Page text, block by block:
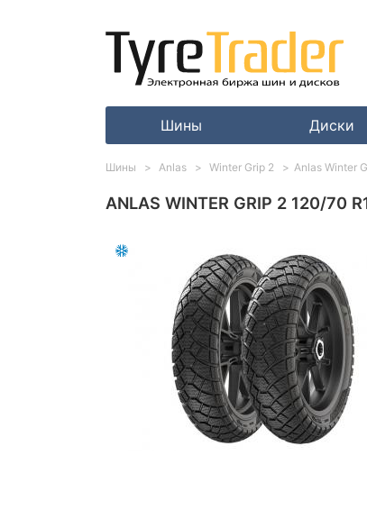
Шины Диски
ANLAS WINTER GRIP 2 120/70
Шины Anlas Winter Grip 2 Anlas Winter